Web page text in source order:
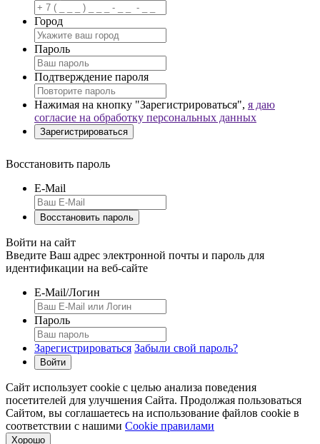
Город
Пароль
Подтверждение пароля
Нажимая на кнопку "Зарегистрироваться", я даю
согласие на обработку персональных данных
Восстановить пароль
E-Mail
Войти на сайт
Введите Ваш адрес электронной почты и пароль для
идентификации на веб-сайте
E-Mail/Логин
Пароль
Зарегистрироваться Забыли свой пароль?
Сайт использует cookie с целью анализа поведения
посетителей для улучшения Сайта. Продолжая пользоваться
Сайтом, вы соглашаетесь на использование файлов cookie в
соответствии с нашими Cookie правилами
Хорошо